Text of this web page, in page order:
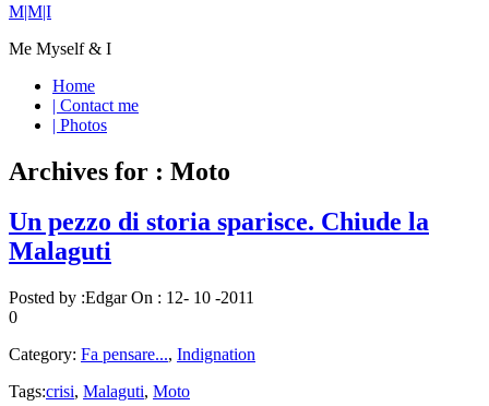
M|M|I
Me Myself & I
Home
| Contact me
| Photos
Archives for : Moto
Un pezzo di storia sparisce. Chiude la
Malaguti
Posted by :EdgarOn : 12- 10 -2011
0
Category: Fa pensare..., Indignation
Tags:crisi, Malaguti, Moto